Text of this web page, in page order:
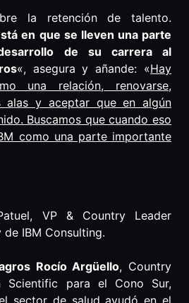
la retención de talento.
en que se lleven una parte
de su carrera al
«, asegura y añande: «Hay
una relación, renovarse,
alas y aceptar que en algún
Buscamos que cuando eso
como una parte importante
VP & Country Leader
IBM Consulting.
Rocío Argüello, Country
Scientific para el Cono Sur,